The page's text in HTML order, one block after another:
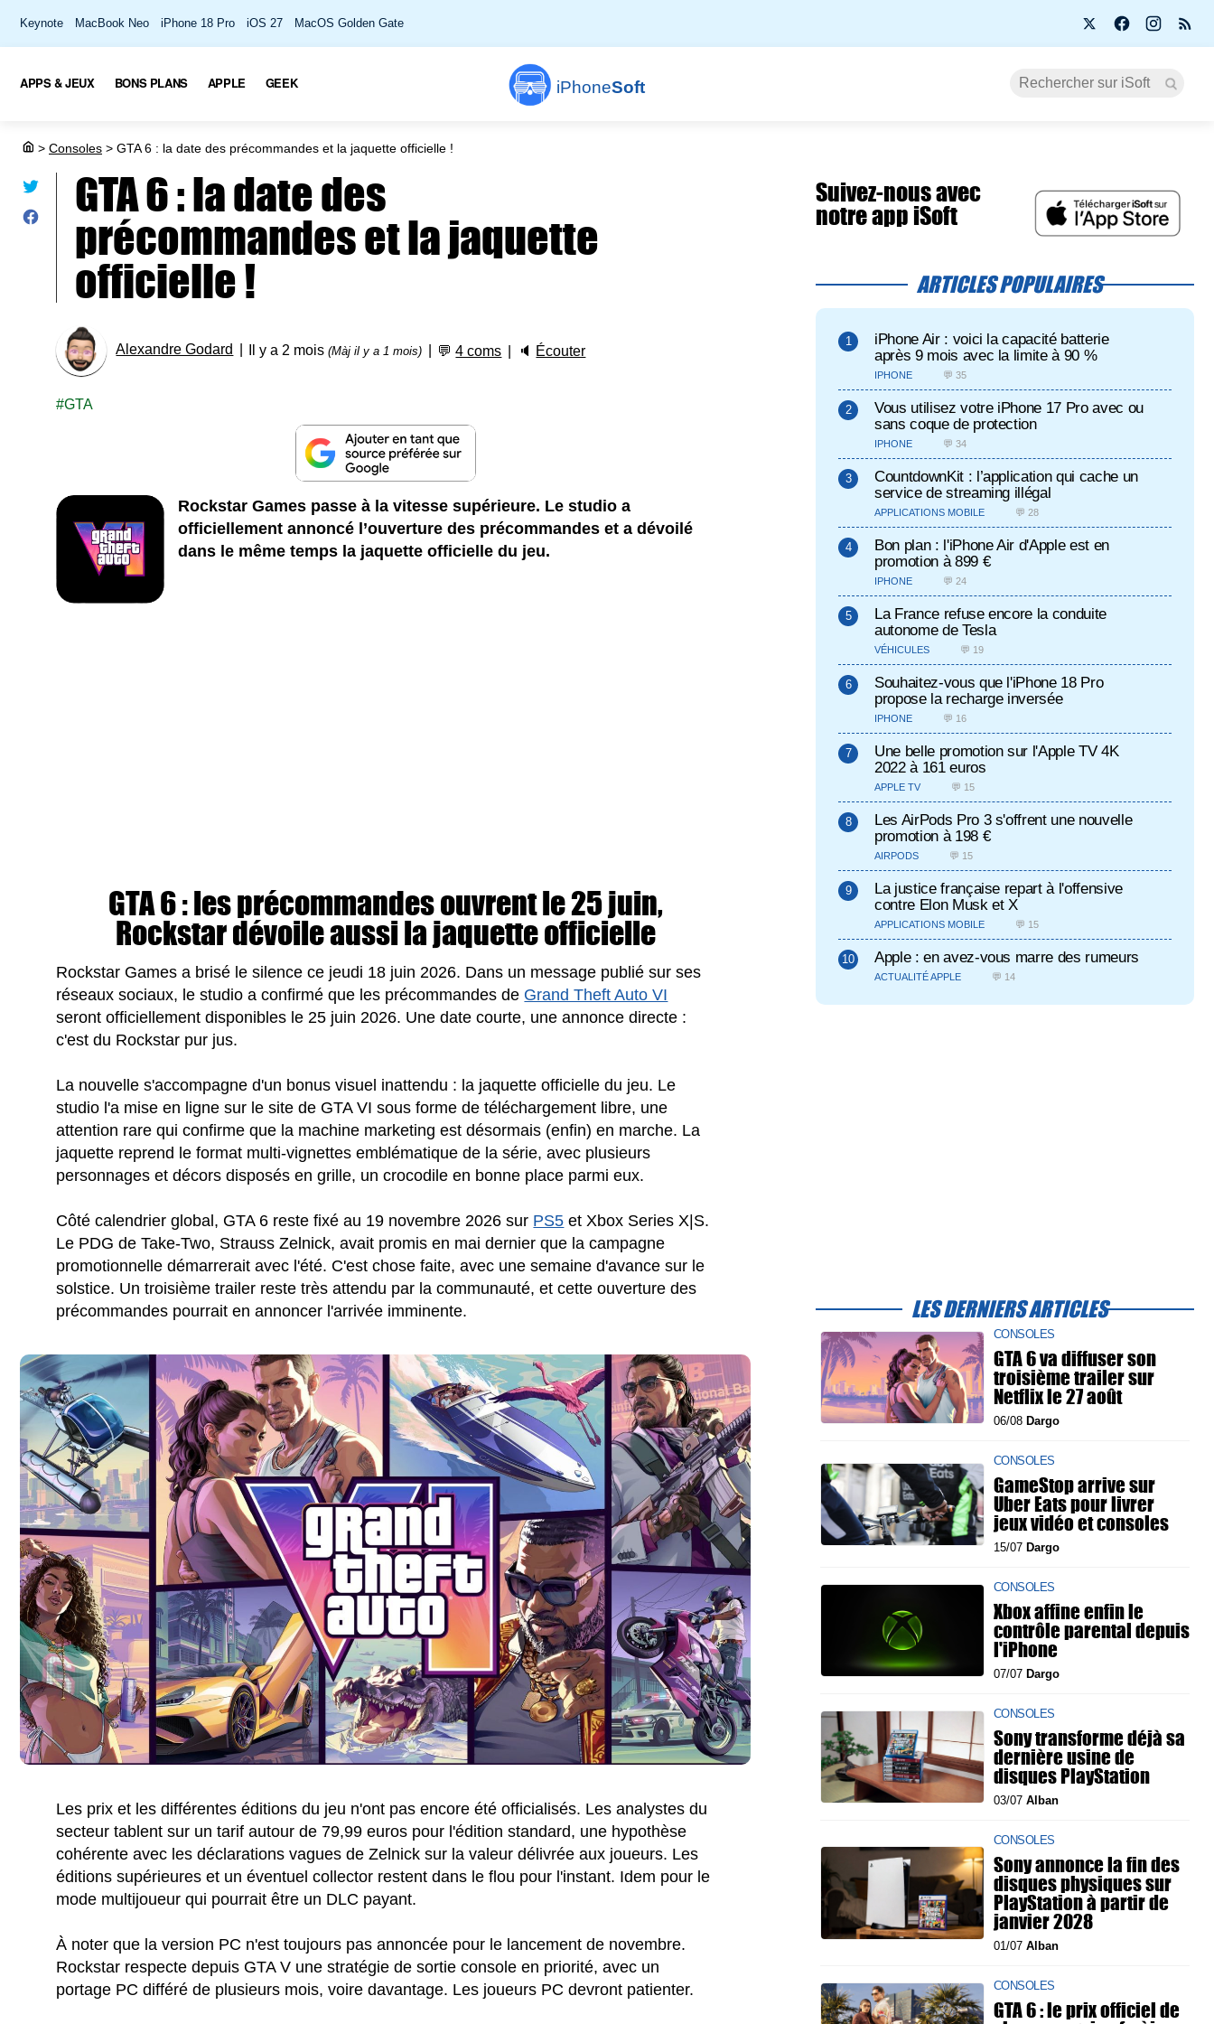
Keynote MacBook Neo iPhone 18 Pro iOS 27 MacOS Golden Gate
iPhoneSoft
APPS & JEUX BONS PLANS APPLE GEEK
> Consoles > GTA 6 : la date des précommandes et la jaquette officielle !
GTA 6 : la date des
précommandes et la jaquette
officielle !
Alexandre Godard Il y a 2 mois(Màj il y a 1 mois) 💬4 coms 🔈 Écouter
GTA
Rockstar Games passe à la vitesse supérieure. Le studio a
officiellement annoncé l’ouverture des précommandes et a dévoilé
dans le même temps la jaquette officielle du jeu.
GTA 6 : les précommandes ouvrent le 25 juin,
Rockstar dévoile aussi la jaquette officielle
Rockstar Games a brisé le silence ce jeudi 18 juin 2026. Dans un message publié sur ses
réseaux sociaux, le studio a confirmé que les précommandes de Grand Theft Auto VI
seront officiellement disponibles le 25 juin 2026. Une date courte, une annonce directe :
c'est du Rockstar pur jus.
La nouvelle s'accompagne d'un bonus visuel inattendu : la jaquette officielle du jeu. Le
studio l'a mise en ligne sur le site de GTA VI sous forme de téléchargement libre, une
attention rare qui confirme que la machine marketing est désormais (enfin) en marche. La
jaquette reprend le format multi-vignettes emblématique de la série, avec plusieurs
personnages et décors disposés en grille, un crocodile en bonne place parmi eux.
Côté calendrier global, GTA 6 reste fixé au 19 novembre 2026 sur PS5 et Xbox Series X|S.
Le PDG de Take-Two, Strauss Zelnick, avait promis en mai dernier que la campagne
promotionnelle démarrerait avec l'été. C'est chose faite, avec une semaine d'avance sur le
solstice. Un troisième trailer reste très attendu par la communauté, et cette ouverture des
précommandes pourrait en annoncer l'arrivée imminente.
Les prix et les différentes éditions du jeu n'ont pas encore été officialisés. Les analystes du
secteur tablent sur un tarif autour de 79,99 euros pour l'édition standard, une hypothèse
cohérente avec les déclarations vagues de Zelnick sur la valeur délivrée aux joueurs. Les
éditions supérieures et un éventuel collector restent dans le flou pour l'instant. Idem pour le
mode multijoueur qui pourrait être un DLC payant.
À noter que la version PC n'est toujours pas annoncée pour le lancement de novembre.
Rockstar respecte depuis GTA V une stratégie de sortie console en priorité, avec un
portage PC différé de plusieurs mois, voire davantage. Les joueurs PC devront patienter.
Suivez-nous avec
notre app iSoft
ARTICLES POPULAIRES
iPhone Air : voici la capacité batterie
après 9 mois avec la limite à 90 %
IPHONE 💬 35
Vous utilisez votre iPhone 17 Pro avec ou
sans coque de protection
IPHONE 💬 34
CountdownKit : l’application qui cache un
service de streaming illégal
APPLICATIONS MOBILE 💬 28
Bon plan : l'iPhone Air d'Apple est en
promotion à 899 €
IPHONE 💬 24
La France refuse encore la conduite
autonome de Tesla
VÉHICULES 💬 19
Souhaitez-vous que l'iPhone 18 Pro
propose la recharge inversée
IPHONE 💬 16
Une belle promotion sur l'Apple TV 4K
2022 à 161 euros
APPLE TV 💬 15
Les AirPods Pro 3 s'offrent une nouvelle
promotion à 198 €
AIRPODS 💬 15
La justice française repart à l'offensive
contre Elon Musk et X
APPLICATIONS MOBILE 💬 15
Apple : en avez-vous marre des rumeurs
ACTUALITÉ APPLE 💬 14
LES DERNIERS ARTICLES
CONSOLES
GTA 6 va diffuser son
troisième trailer sur
Netflix le 27 août
06/08 Dargo
CONSOLES
GameStop arrive sur
Uber Eats pour livrer
jeux vidéo et consoles
15/07 Dargo
CONSOLES
Xbox affine enfin le
contrôle parental depuis
l'iPhone
07/07 Dargo
CONSOLES
Sony transforme déjà sa
dernière usine de
disques PlayStation
03/07 Alban
CONSOLES
Sony annonce la fin des
disques physiques sur
PlayStation à partir de
janvier 2028
01/07 Alban
CONSOLES
GTA 6 : le prix officiel de